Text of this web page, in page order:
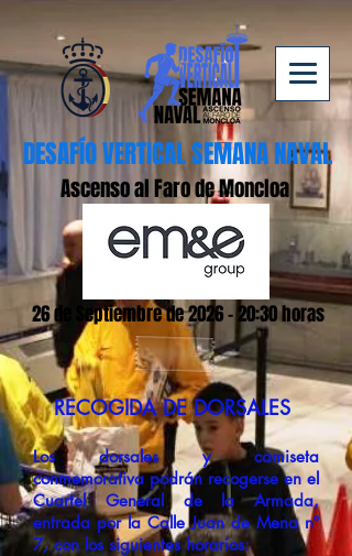
DESAFÍO VERTICAL SEMANA NAVAL
Ascenso al Faro de Moncloa
26 de Septiembre de 2026 - 20:30 horas
RECOGIDA DE DORSALES
Los dorsales y camiseta
conmemorativa podrán recogerse en el
Cuartel General de la Armada,
entrada por la Calle Juan de Mena nº
7, con los siguientes horarios: